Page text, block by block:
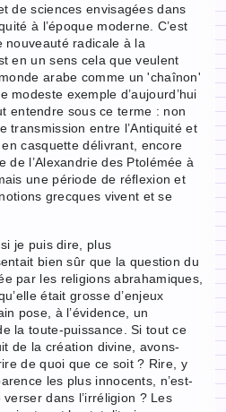
de sciences envisagées dans
à l’époque moderne. C’est
nouveauté radicale à la
en un sens cela que veulent
arabe comme un 'chaînon'
modeste exemple d’aujourd’hui
entendre sous ce terme : non
transmission entre l’Antiquité et
casquette délivrant, encore
de l’Alexandrie des Ptolémée à
une période de réflexion et
grecques vivent et se
je puis dire, plus
bien sûr que la question du
par les religions abrahamiques,
était grosse d’enjeux
pose, à l’évidence, un
la toute-puissance. Si tout ce
de la création divine, avons-
de quoi que ce soit ? Rire, y
les plus innocents, n’est-
dans l’irréligion ? Les